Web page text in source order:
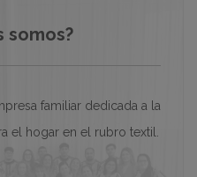
somos?
familiar dedicada a la
el hogar en el rubro textil.